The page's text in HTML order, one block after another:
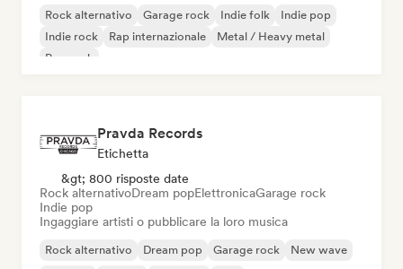
Rock alternativo Garage rock Indie folk
Indie pop
Indie rock
Rap internazionale
Metal / Heavy metal
Pop rock
Pravda Records
Etichetta
&gt; 800 risposte date
Rock alternativoDream popElettronicaGarage rock
Indie pop
Ingaggiare artisti o pubblicare la loro musica
Rock alternativo Dream pop Garage rock
New wave